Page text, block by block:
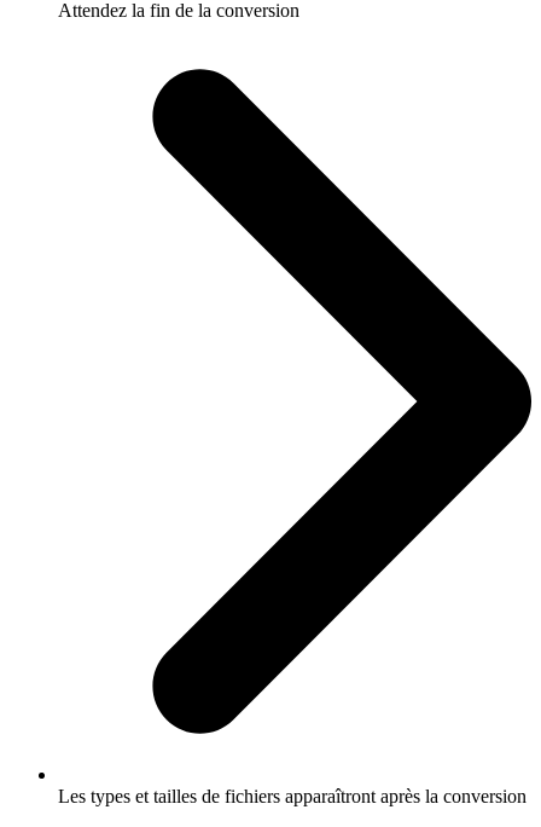
Attendez la fin de la conversion
Les types et tailles de fichiers apparaîtront après la conversion